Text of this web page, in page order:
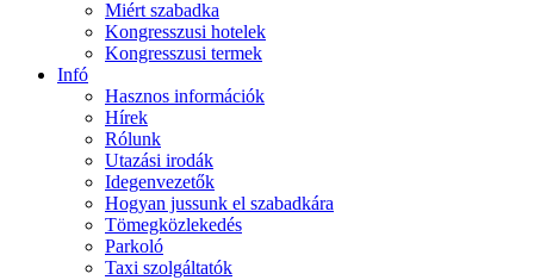
Miért szabadka
Kongresszusi hotelek
Kongresszusi termek
Infó
Hasznos információk
Hírek
Rólunk
Utazási irodák
Idegenvezetők
Hogyan jussunk el szabadkára
Tömegközlekedés
Parkoló
Taxi szolgáltatók